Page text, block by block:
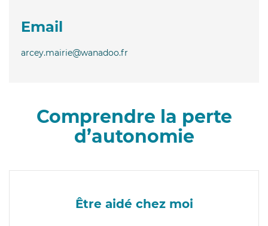
Email
arcey.mairie@wanadoo.fr
Comprendre la perte
d’autonomie
Être aidé chez moi